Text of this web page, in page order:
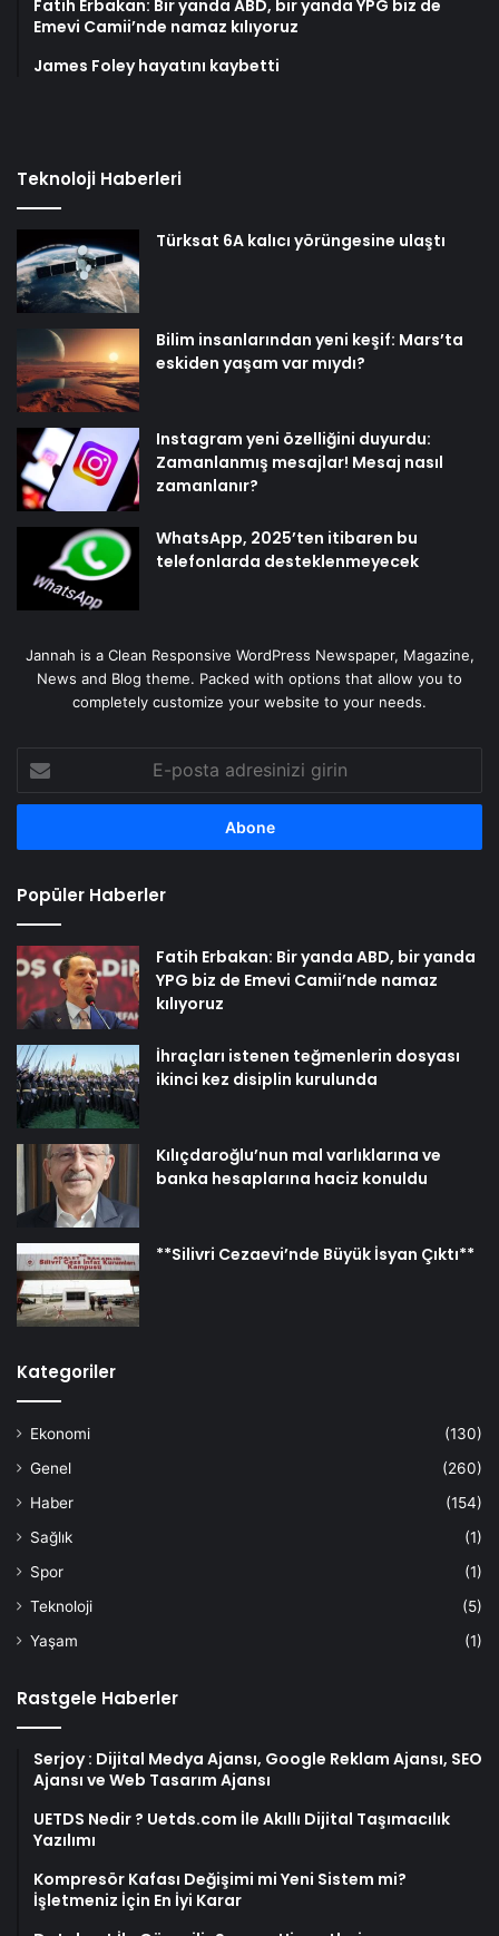
Fatih Erbakan: Bir yanda ABD, bir yanda YPG biz de
Emevi Camii’nde namaz kılıyoruz
James Foley hayatını kaybetti
Teknoloji Haberleri
Türksat 6A kalıcı yörüngesine ulaştı
Bilim insanlarından yeni keşif: Mars’ta
eskiden yaşam var mıydı?
Instagram yeni özelliğini duyurdu:
Zamanlanmış mesajlar! Mesaj nasıl
zamanlanır?
WhatsApp, 2025’ten itibaren bu
telefonlarda desteklenmeyecek
Jannah is a Clean Responsive WordPress Newspaper, Magazine,
News and Blog theme. Packed with options that allow you to
completely customize your website to your needs.
posta
adresinizi
Popüler Haberler
Fatih Erbakan: Bir yanda ABD, bir yanda
YPG biz de Emevi Camii’nde namaz
kılıyoruz
İhraçları istenen teğmenlerin dosyası
ikinci kez disiplin kurulunda
Kılıçdaroğlu’nun mal varlıklarına ve
banka hesaplarına haciz konuldu
**Silivri Cezaevi’nde Büyük İsyan Çıktı**
Kategoriler
Ekonomi
(130)
Genel
(260)
Haber
(154)
Sağlık
(1)
Spor
(1)
Teknoloji
(5)
Yaşam
(1)
Rastgele Haberler
Serjoy : Dijital Medya Ajansı, Google Reklam Ajansı, SEO
Ajansı ve Web Tasarım Ajansı
UETDS Nedir ? Uetds.com İle Akıllı Dijital Taşımacılık
Yazılımı
Kompresör Kafası Değişimi mi Yeni Sistem mi?
İşletmeniz İçin En İyi Karar